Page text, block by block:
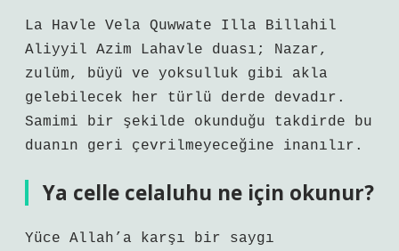
La Havle Vela Quwwate Illa Billahil
Aliyyil Azim Lahavle duası; Nazar,
zulüm, büyü ve yoksulluk gibi akla
gelebilecek her türlü derde devadır.
Samimi bir şekilde okunduğu takdirde bu
duanın geri çevrilmeyeceğine inanılır.
Ya celle celaluhu ne için okunur?
Yüce Allah’a karşı bir saygı